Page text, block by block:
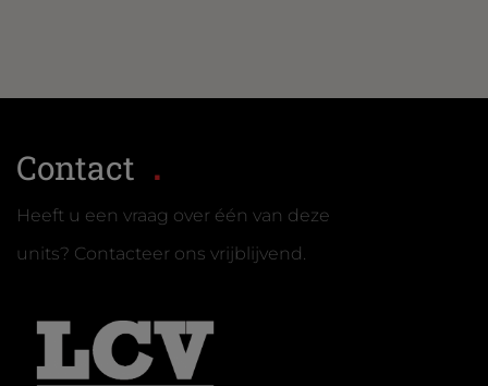
Contact
Heeft u een vraag over één van deze
units? Contacteer ons vrijblijvend.